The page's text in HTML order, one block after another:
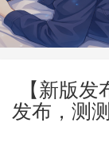
【新版
发布，测